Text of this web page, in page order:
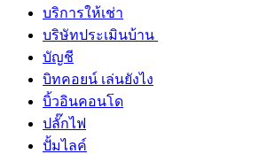
บริการให้เช่า
บริษัทประเมินบ้าน
บัญชี
บิทคอยน์ เล่นยังไง
บิ้วอินคอนโด
ปลั๊กไฟ
ปั้มไลค์